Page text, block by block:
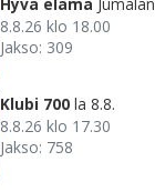
8.8.26 klo 18.00
Jakso: 309
Klubi 700 la 8.8.
8.8.26 klo 17.30
Jakso: 758